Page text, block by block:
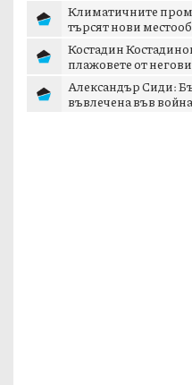
Климатичните
търсят нови
Костадин
плажoвете от
Александър Сиди:
въвлечена във